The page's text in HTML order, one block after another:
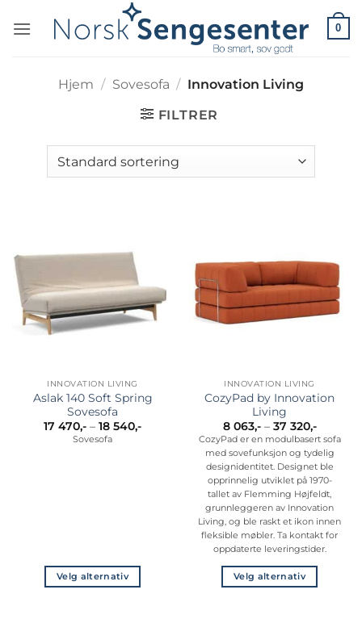
0
Hjem / Sovesofa / Innovation Living
FILTRER
INNOVATION LIVING
Aslak 140 Soft Spring
Sovesofa
17 470,- – 18 540,-Prisområde:
Sovesofa
Velg alternativ
INNOVATION LIVING
CozyPad by Innovation
Living
8 063,- – 37 320,-
8
063,-
til
37
320,-
CozyPad er en modulbasert sofa
med sovefunksjon og tydelig
designidentitet. Designet ble
opprinnelig utviklet på 1970-
tallet av Flemming Højfeldt,
grunnleggeren av Innovation
Living, og ble raskt et ikon innen
fleksible møbler. Ta kontakt for
oppdaterte leveringstider.
Velg alternativ